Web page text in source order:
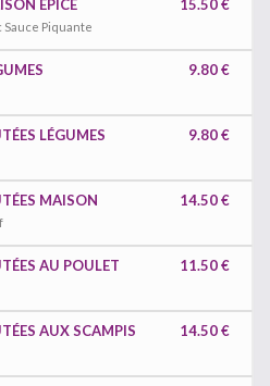
ÉPICÉ
Sauce Piquante
15.50 €
9.80 €
LÉGUMES 9.80 €
MAISON 14.50 €
AU POULET 11.50 €
AUX SCAMPIS 14.50 €